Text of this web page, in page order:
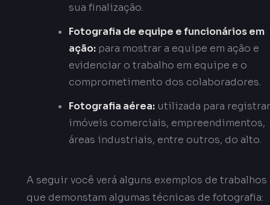
sua finalização.
Fotografia de equipe e funcionários em
ação: para mostrar a equipe em ação e
evidenciar o trabalho em equipe e o
comprometimento dos colaboradores.
Fotografia aérea: utilizada para registrar
imóveis comerciais, empreendimentos,
áreas industriais, entre outros, do alto.
A seguir você verá alguns exemplos de trabalhos
que demonstam algumas técnicas de fotografia: